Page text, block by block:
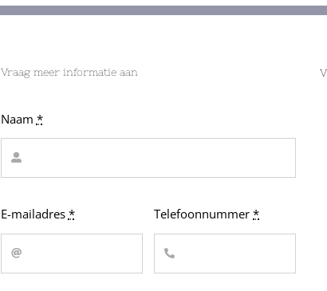
Vraag meer informatie aan
Naam *
E-mailadres * Telefoonnummer*